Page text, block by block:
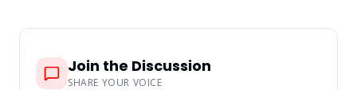
Join the Discussion
SHARE YOUR VOICE